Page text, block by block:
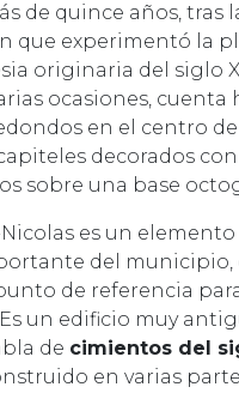
de quince años, tras
que experimentó la
originaria del siglo
ocasiones, cuenta
en el centro de
decorados
sobre una base
es un elemento
del municipio,
de referencia
un edificio muy
de cimientos del
en varias